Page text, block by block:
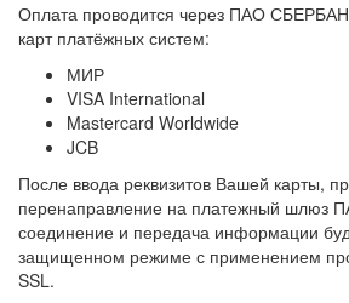
Оплата проводится через ПАО
карт платёжных систем:
МИР
VISA International
Mastercard Worldwide
JCB
После ввода реквизитов Вашей карты,
перенаправление на платежный шлюз
соединение и передача информации
защищенном режиме с применением
SSL.